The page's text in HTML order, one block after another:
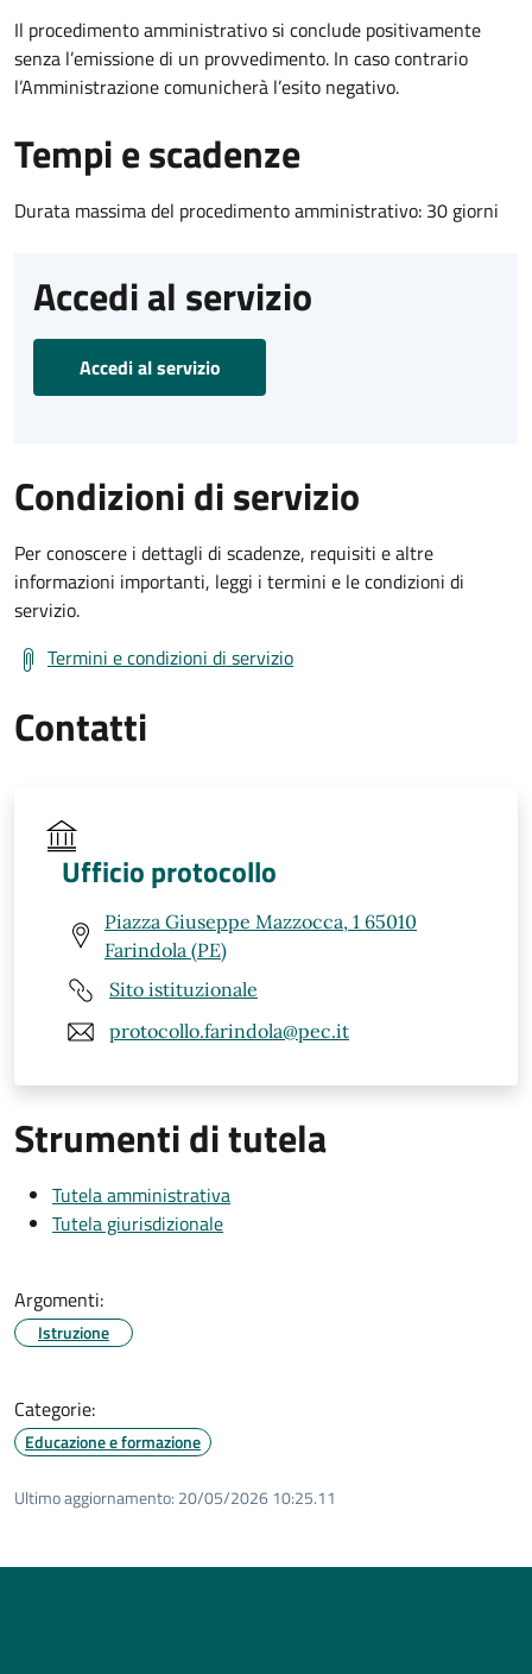
Il procedimento amministrativo si conclude positivamente
senza l’emissione di un provvedimento. In caso contrario
l’Amministrazione comunicherà l’esito negativo.
Tempi e scadenze
Durata massima del procedimento amministrativo: 30 giorni
Accedi al servizio
Accedi al servizio
Condizioni di servizio
Per conoscere i dettagli di scadenze, requisiti e altre
informazioni importanti, leggi i termini e le condizioni di
servizio.
Termini e condizioni di servizio
Contatti
Ufficio protocollo
Piazza Giuseppe Mazzocca, 1 65010
Farindola (PE)
Sito istituzionale
protocollo.farindola@pec.it
Strumenti di tutela
Tutela amministrativa
Tutela giurisdizionale
Argomenti:
Istruzione
Categorie:
Educazione e formazione
Ultimo aggiornamento: 20/05/2026 10:25.11